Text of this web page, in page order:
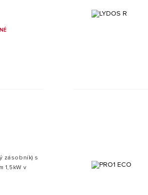
zásobník) s
1,5kW v